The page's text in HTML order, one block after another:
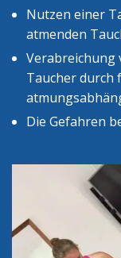
Nutzen einer
atmenden
Verabreichung
Taucher durch
Die Gefahren